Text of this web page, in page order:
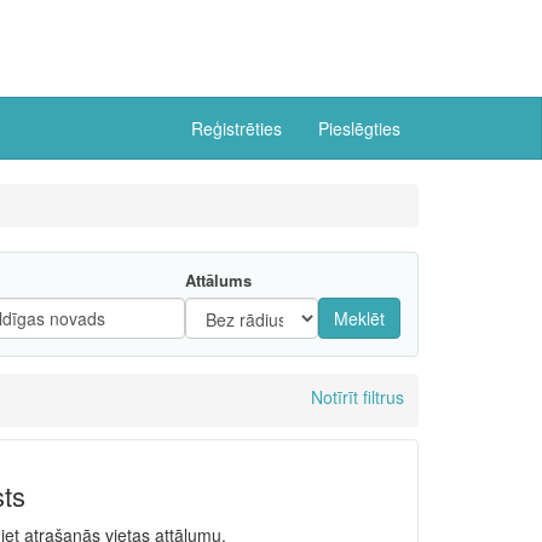
Reģistrēties Pieslēgties
Attālums
Meklēt
Notīrīt filtrus
atrašanās vietas attālumu.